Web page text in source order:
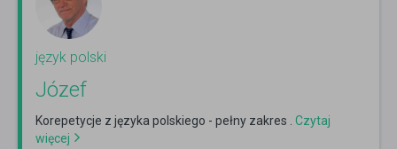
język polski
Józef
Korepetycje z języka polskiego - pełny zakres . Czytaj
więcej